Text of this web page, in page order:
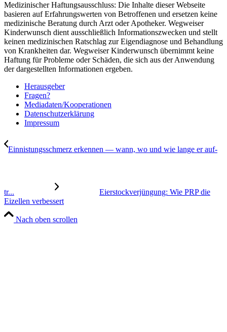
Medizinischer Haftungsausschluss: Die Inhalte dieser Webseite
basieren auf Erfahrungswerten von Betroffenen und ersetzen keine
medizinische Beratung durch Arzt oder Apotheker. Wegweiser
Kinderwunsch dient ausschließlich Informationszwecken und stellt
keinen medizinischen Ratschlag zur Eigendiagnose und Behandlung
von Krankheiten dar. Wegweiser Kinderwunsch übernimmt keine
Haftung für Probleme oder Schäden, die sich aus der Anwendung
der dargestellten Informationen ergeben.
Her­aus­ge­ber
Fra­gen?
Mediadaten/Kooperationen
Daten­schutz­er­klä­rung
Impres­sum
Ein­nis­tungs­schmerz erken­nen — wann, wo und wie lan­ge er auf­
tr...
Eier­stock­ver­jün­gung: Wie PRP die
Eizel­len ver­bes­sert
Nach oben scrollen